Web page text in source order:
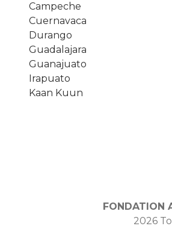
Campeche
Cuernavaca
Durango
Guadalajara
Guanajuato
Irapuato
Kaan Kuun
FONDATION
2026